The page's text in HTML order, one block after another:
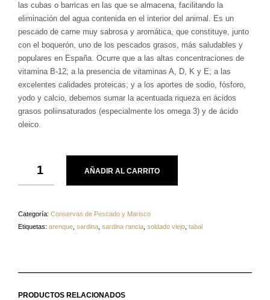
las cubas o barricas en las que se almacena, facilitando la
eliminación del agua contenida en el interior del animal. Es un
pescado de carne muy sabrosa y aromática, que constituye, junto
con el boquerón, uno de los pescados grasos, más saludables y
populares en España. Ocurre que a las altas concentraciones de
vitamina B-12; a la presencia de vitaminas A, D, K y E; a las
excelentes calidades proteicas; y a los aportes de sodio, fósforo,
yodo y calcio, debemos sumar la acentuada riqueza en ácidos
grasos poliinsaturados (especialmente los omega 3) y de ácido
oleico.
AÑADIR AL CARRITO
Categoría: Conservas de Pescado y Marisco
Etiquetas: arenque sardina sardina rancia soldado viejo tabal
PRODUCTOS RELACIONADOS